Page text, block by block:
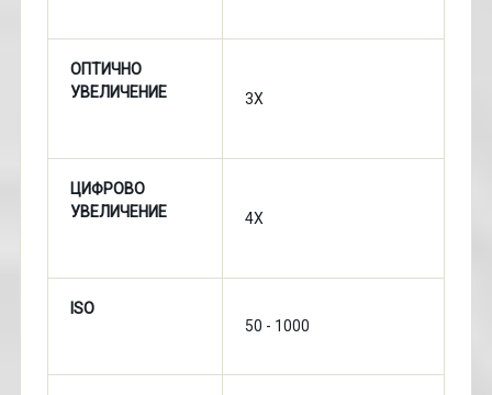
ОПТИЧНО
УВЕЛИЧЕНИЕ
3X
ЦИФРОВО
УВЕЛИЧЕНИЕ
4X
ISO
50 - 1000